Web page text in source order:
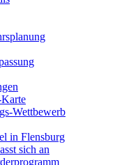
Wettbewerb
in Flensburg
sich an